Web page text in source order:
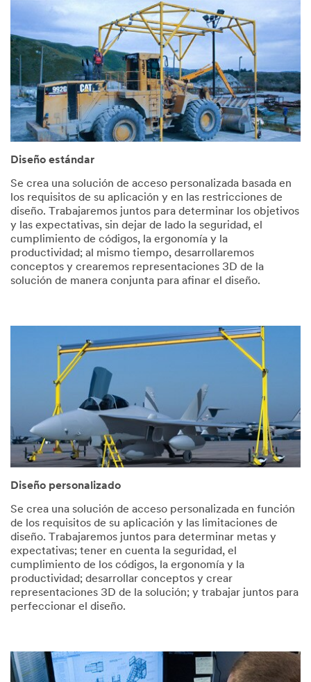
Diseño estándar
Se crea una solución de acceso personalizada basada en
los requisitos de su aplicación y en las restricciones de
diseño. Trabajaremos juntos para determinar los objetivos
y las expectativas, sin dejar de lado la seguridad, el
cumplimiento de códigos, la ergonomía y la
productividad; al mismo tiempo, desarrollaremos
conceptos y crearemos representaciones 3D de la
solución de manera conjunta para afinar el diseño.
Diseño personalizado
Se crea una solución de acceso personalizada en función
de los requisitos de su aplicación y las limitaciones de
diseño. Trabajaremos juntos para determinar metas y
expectativas; tener en cuenta la seguridad, el
cumplimiento de los códigos, la ergonomía y la
productividad; desarrollar conceptos y crear
representaciones 3D de la solución; y trabajar juntos para
perfeccionar el diseño.